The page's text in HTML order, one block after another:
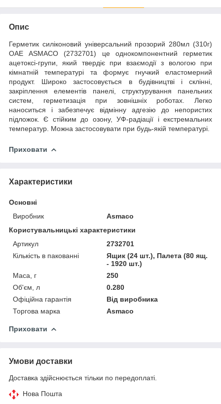
Опис
Герметик силіконовий універсальний прозорий 280мл (310г)
ОАЕ ASMACO (2732701) це однокомпонентний герметик
ацетоксі-групи, який твердіє при взаємодії з вологою при
кімнатній температурі та формує гнучкий еластомерний
продукт. Широко застосовується в будівництві і склінні,
закріплення елементів панелі, структурування панельних
систем, герметизація при зовнішніх роботах. Легко
наноситься і забезпечує відмінну адгезію до непористих
підложок. Є стійким до озону, УФ-радіації і екстремальних
температур. Можна застосовувати при будь-якій температурі.
Приховати
Характеристики
Основні
Виробник
Asmaco
Користувальницькі характеристики
Артикул
2732701
Кількість в пакованні
Ящик (24 шт.), Палета (80 ящ.
- 1920 шт.)
Маса, г
250
Об'єм, л
0.280
Офіційна гарантія
Від виробника
Торгова марка
Asmaco
Приховати
Умови доставки
Доставка здійснюється тільки по передоплаті.
Нова Пошта